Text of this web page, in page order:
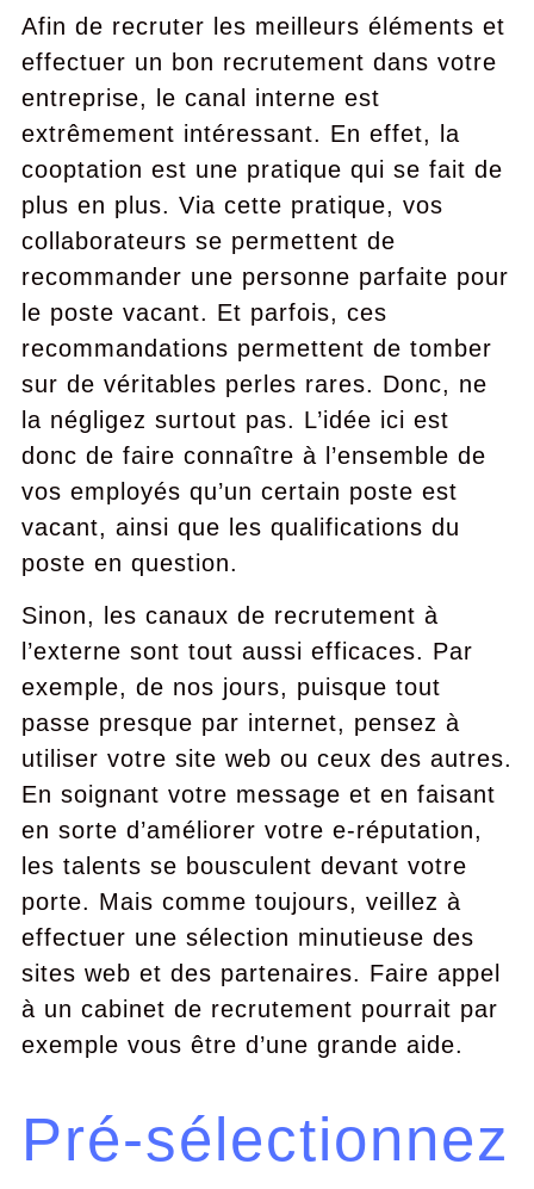
Afin de recruter les meilleurs éléments et
effectuer un bon recrutement dans votre
entreprise, le canal interne est
extrêmement intéressant. En effet, la
cooptation est une pratique qui se fait de
plus en plus. Via cette pratique, vos
collaborateurs se permettent de
recommander une personne parfaite pour
le poste vacant. Et parfois, ces
recommandations permettent de tomber
sur de véritables perles rares. Donc, ne
la négligez surtout pas. L’idée ici est
donc de faire connaître à l’ensemble de
vos employés qu’un certain poste est
vacant, ainsi que les qualifications du
poste en question.
Sinon, les canaux de recrutement à
l’externe sont tout aussi efficaces. Par
exemple, de nos jours, puisque tout
passe presque par internet, pensez à
utiliser votre site web ou ceux des autres.
En soignant votre message et en faisant
en sorte d’améliorer votre e-réputation,
les talents se bousculent devant votre
porte. Mais comme toujours, veillez à
effectuer une sélection minutieuse des
sites web et des partenaires. Faire appel
à un cabinet de recrutement pourrait par
exemple vous être d’une grande aide.
Pré-sélectionnez